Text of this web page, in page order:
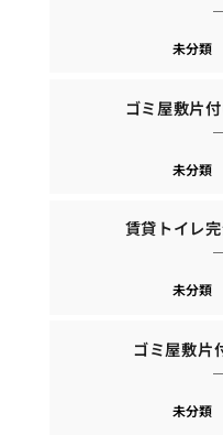
未分類
ゴミ屋敷片
未分類
賃貸トイレ
未分類
ゴミ屋敷片
未分類